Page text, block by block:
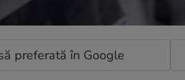
preferată în Google